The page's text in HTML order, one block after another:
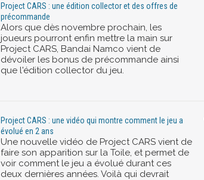
Project CARS : une édition collector et des offres de
précommande
Alors que dès novembre prochain, les
joueurs pourront enfin mettre la main sur
Project CARS, Bandai Namco vient de
dévoiler les bonus de précommande ainsi
que l'édition collector du jeu.
Project CARS : une vidéo qui montre comment le jeu a
évolué en 2 ans
Une nouvelle vidéo de Project CARS vient de
faire son apparition sur la Toile, et permet de
voir comment le jeu a évolué durant ces
deux dernières années. Voilà qui devrait